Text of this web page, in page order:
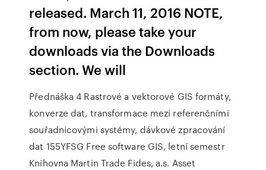
released. March 11, 2016 NOTE,
from now, please take your
downloads via the Downloads
section. We will
Přednáška 4 Rastrové a vektorové GIS formáty,
konverze dat, transformace mezi referenčními
souřadnicovými systémy, dávkové zpracování
dat 155YFSG Free software GIS, letní semestr
Knihovna Martin Trade Fides, a.s. Asset